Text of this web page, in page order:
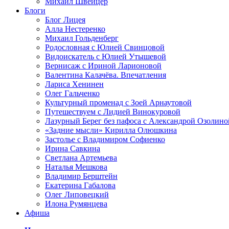
Блоги
Блог Лицея
Алла Нестеренко
Михаил Гольденберг
Родословная с Юлией Свинцовой
Видоискатель с Юлией Утышевой
Вернисаж с Ириной Ларионовой
Валентина Калачёва. Впечатления
Лариса Хенинен
Олег Гальченко
Культурный променад с Зоей Арнаутовой
Путешествуем с Лидией Винокуровой
Лазурный Берег без пафоса с Александрой
«Задние мысли» Кирилла Олюшкина
Застолье с Владимиром Софиенко
Ирина Савкина
Светлана Артемьева
Наталья Мешкова
Владимир Берштейн
Екатерина Габалова
Олег Липовецкий
Илона Румянцева
Афиша